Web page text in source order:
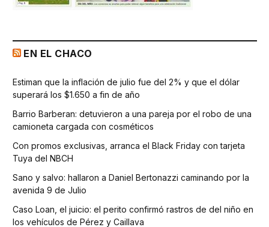
EN EL CHACO
Estiman que la inflación de julio fue del 2% y que el dólar
superará los $1.650 a fin de año
Barrio Barberan: detuvieron a una pareja por el robo de una
camioneta cargada con cosméticos
Con promos exclusivas, arranca el Black Friday con tarjeta
Tuya del NBCH
Sano y salvo: hallaron a Daniel Bertonazzi caminando por la
avenida 9 de Julio
Caso Loan, el juicio: el perito confirmó rastros de del niño en
los vehículos de Pérez y Caillava